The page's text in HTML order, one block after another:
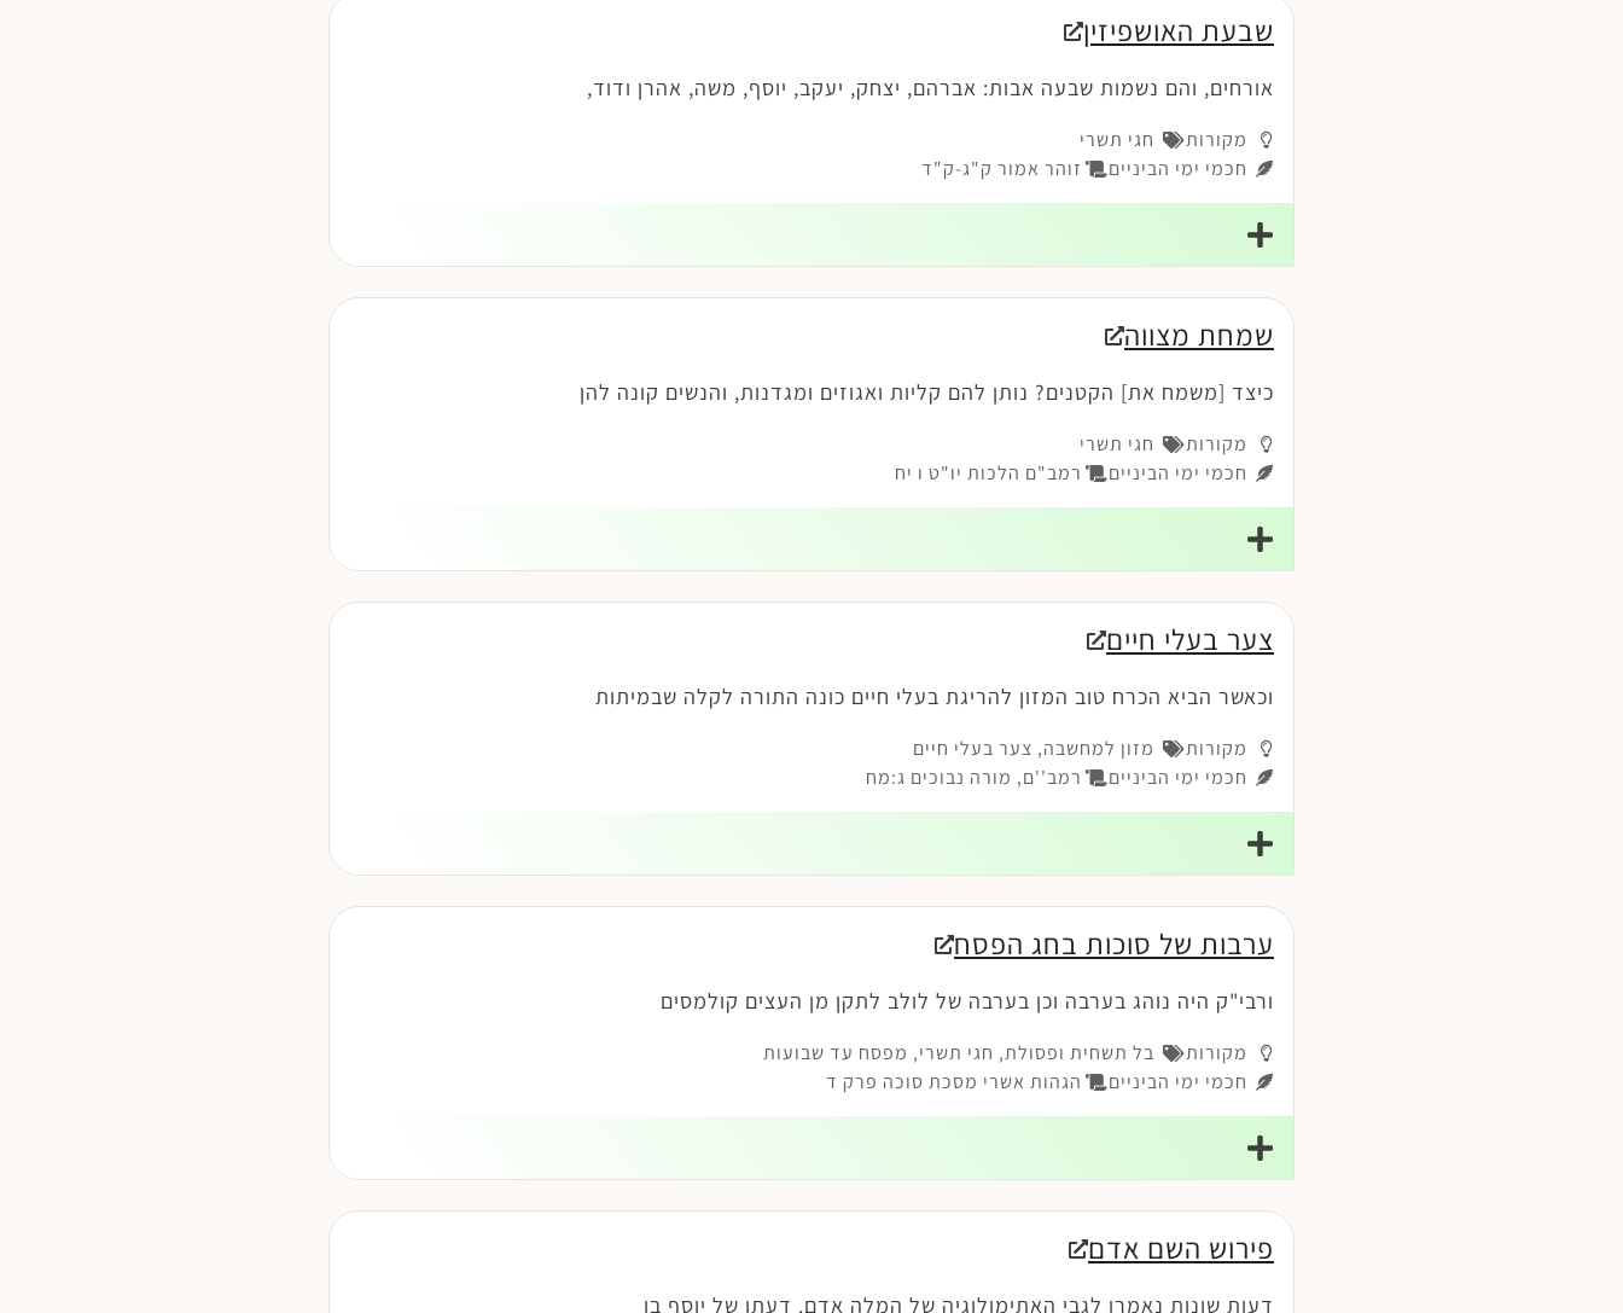
שבעת האושפיזין
אורחים, והם נשמות שבעה אבות: אברהם, יצחק, יעקב, יוסף, משה, אהרן ודוד,
מקורות
חגי תשרי
חכמי ימי הביניים
זוהר אמור ק"ג-ק"ד
שמחת מצווה
כיצד [משמח את] הקטנים? נותן להם קליות ואגוזים ומגדנות, והנשים קונה להן
מקורות
חגי תשרי
חכמי ימי הביניים
רמב"ם הלכות יו"ט ו יח
צער בעלי חיים
וכאשר הביא הכרח טוב המזון להריגת בעלי חיים כונה התורה לקלה שבמיתות
מקורות מזון למחשבה, צער בעלי חיים
חכמי ימי הביניים
רמב''ם, מורה נבוכים ג:מח
ערבות של סוכות בחג הפסח
ורבי"ק היה נוהג בערבה וכן בערבה של לולב לתקן מן העצים קולמסים
מקורות בל תשחית ופסולת, חגי תשרי, מפסח עד שבועות
חכמי ימי הביניים
הגהות אשרי מסכת סוכה פרק ד
פירוש השם אדם
דעות שונות נאמרו לגבי האתימולוגיה של המלה אדם. דעתו של יוסף בן